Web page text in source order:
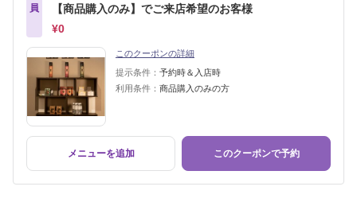
員
【商品購入のみ】でご来店希望のお客様
¥0
このクーポンの詳細
提示条件： 予約時＆入店時
利用条件： 商品購入のみの方
メニューを追加 このクーポンで予約